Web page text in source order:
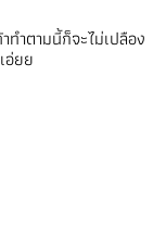
ำตามนี้ก็จะไม่เปลือง
อ่ยย